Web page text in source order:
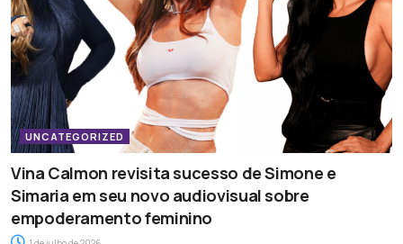
UNCATEGORIZED
Vina Calmon revisita sucesso de Simone e
Simaria em seu novo audiovisual sobre
empoderamento feminino